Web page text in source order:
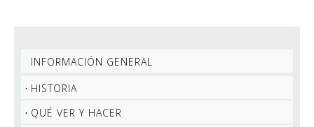
INFORMACIÓN GENERAL
HISTORIA
QUÉ VER Y HACER